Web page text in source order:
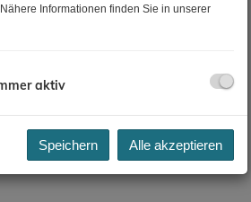
Informationen finden Sie in unserer
aktiv
Speichern Alle akzeptieren